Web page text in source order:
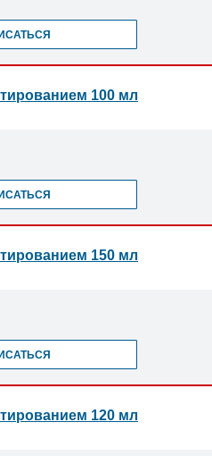
100 мл
150 мл
120 мл